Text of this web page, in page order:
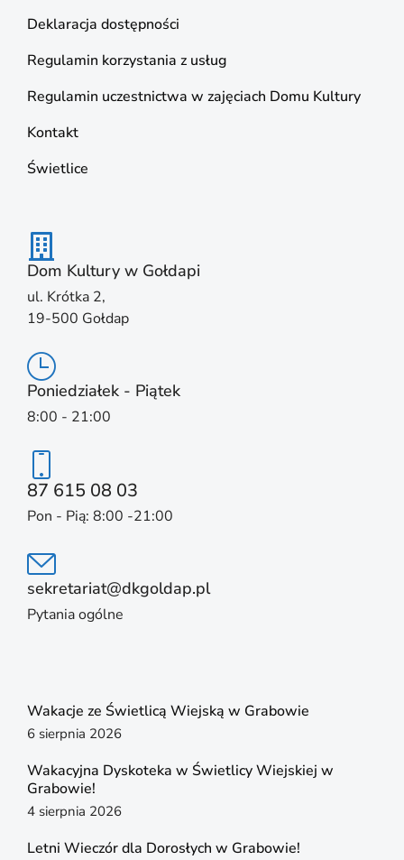
Deklaracja dostępności
Regulamin korzystania z usług
Regulamin uczestnictwa w zajęciach Domu Kultury
Kontakt
Świetlice
Dom Kultury w Gołdapi
ul. Krótka 2,
19-500 Gołdap
Poniedziałek - Piątek
8:00 - 21:00
87 615 08 03
Pon - Pią: 8:00 -21:00
sekretariat@dkgoldap.pl
Pytania ogólne
Wakacje ze Świetlicą Wiejską w Grabowie
6 sierpnia 2026
Wakacyjna Dyskoteka w Świetlicy Wiejskiej w
Grabowie!
4 sierpnia 2026
Letni Wieczór dla Dorosłych w Grabowie!